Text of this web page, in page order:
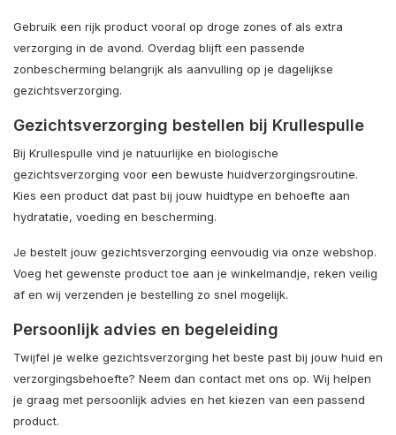
Gebruik een rijk product vooral op droge zones of als extra
verzorging in de avond. Overdag blijft een passende
zonbescherming belangrijk als aanvulling op je dagelijkse
gezichtsverzorging.
Gezichtsverzorging bestellen bij Krullespulle
Bij Krullespulle vind je natuurlijke en biologische
gezichtsverzorging voor een bewuste huidverzorgingsroutine.
Kies een product dat past bij jouw huidtype en behoefte aan
hydratatie, voeding en bescherming.
Je bestelt jouw gezichtsverzorging eenvoudig via onze webshop.
Voeg het gewenste product toe aan je winkelmandje, reken veilig
af en wij verzenden je bestelling zo snel mogelijk.
Persoonlijk advies en begeleiding
Twijfel je welke gezichtsverzorging het beste past bij jouw huid en
verzorgingsbehoefte? Neem dan contact met ons op. Wij helpen
je graag met persoonlijk advies en het kiezen van een passend
product.